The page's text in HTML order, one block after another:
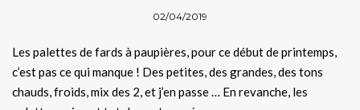
02/04/2019
Les palettes de fards à paupières, pour ce début de printemps,
c’est pas ce qui manque ! Des petites, des grandes, des tons
chauds, froids, mix des 2, et j’en passe … En revanche, les